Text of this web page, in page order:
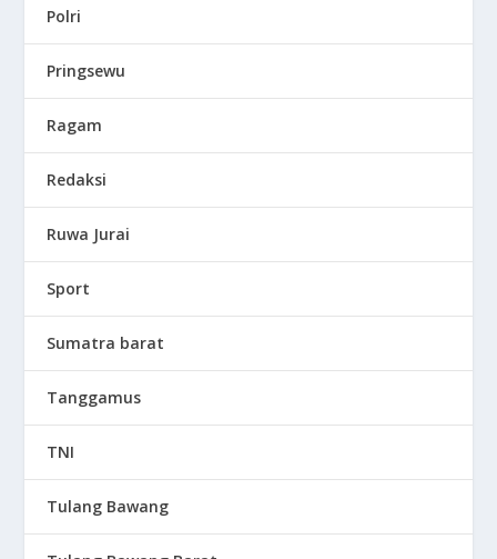
Polri
Pringsewu
Ragam
Redaksi
Ruwa Jurai
Sport
Sumatra barat
Tanggamus
TNI
Tulang Bawang